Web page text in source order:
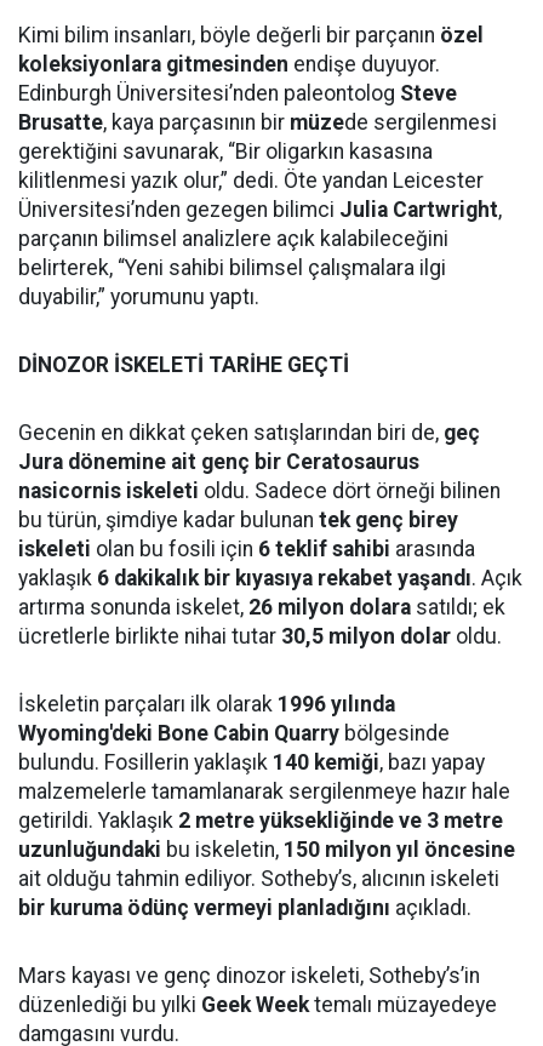
Kimi bilim insanları, böyle değerli bir parçanın özel
koleksiyonlara gitmesinden endişe duyuyor.
Edinburgh Üniversitesi’nden paleontolog Steve
Brusatte, kaya parçasının bir müzede sergilenmesi
gerektiğini savunarak, “Bir oligarkın kasasına
kilitlenmesi yazık olur,” dedi. Öte yandan Leicester
Üniversitesi’nden gezegen bilimci Julia Cartwright,
parçanın bilimsel analizlere açık kalabileceğini
belirterek, “Yeni sahibi bilimsel çalışmalara ilgi
duyabilir,” yorumunu yaptı.
DİNOZOR İSKELETİ TARİHE GEÇTİ
Gecenin en dikkat çeken satışlarından biri de, geç
Jura dönemine ait genç bir Ceratosaurus
nasicornis iskeleti oldu. Sadece dört örneği bilinen
bu türün, şimdiye kadar bulunan tek genç birey
iskeleti olan bu fosili için 6 teklif sahibi arasında
yaklaşık 6 dakikalık bir kıyasıya rekabet yaşandı. Açık
artırma sonunda iskelet, 26 milyon dolara satıldı; ek
ücretlerle birlikte nihai tutar 30,5 milyon dolar oldu.
İskeletin parçaları ilk olarak 1996 yılında
Wyoming'deki Bone Cabin Quarry bölgesinde
bulundu. Fosillerin yaklaşık 140 kemiği, bazı yapay
malzemelerle tamamlanarak sergilenmeye hazır hale
getirildi. Yaklaşık 2 metre yüksekliğinde ve 3 metre
uzunluğundaki bu iskeletin, 150 milyon yıl öncesine
ait olduğu tahmin ediliyor. Sotheby’s, alıcının iskeleti
bir kuruma ödünç vermeyi planladığını açıkladı.
Mars kayası ve genç dinozor iskeleti, Sotheby’s’in
düzenlediği bu yılki Geek Weektemalı müzayedeye
damgasını vurdu.